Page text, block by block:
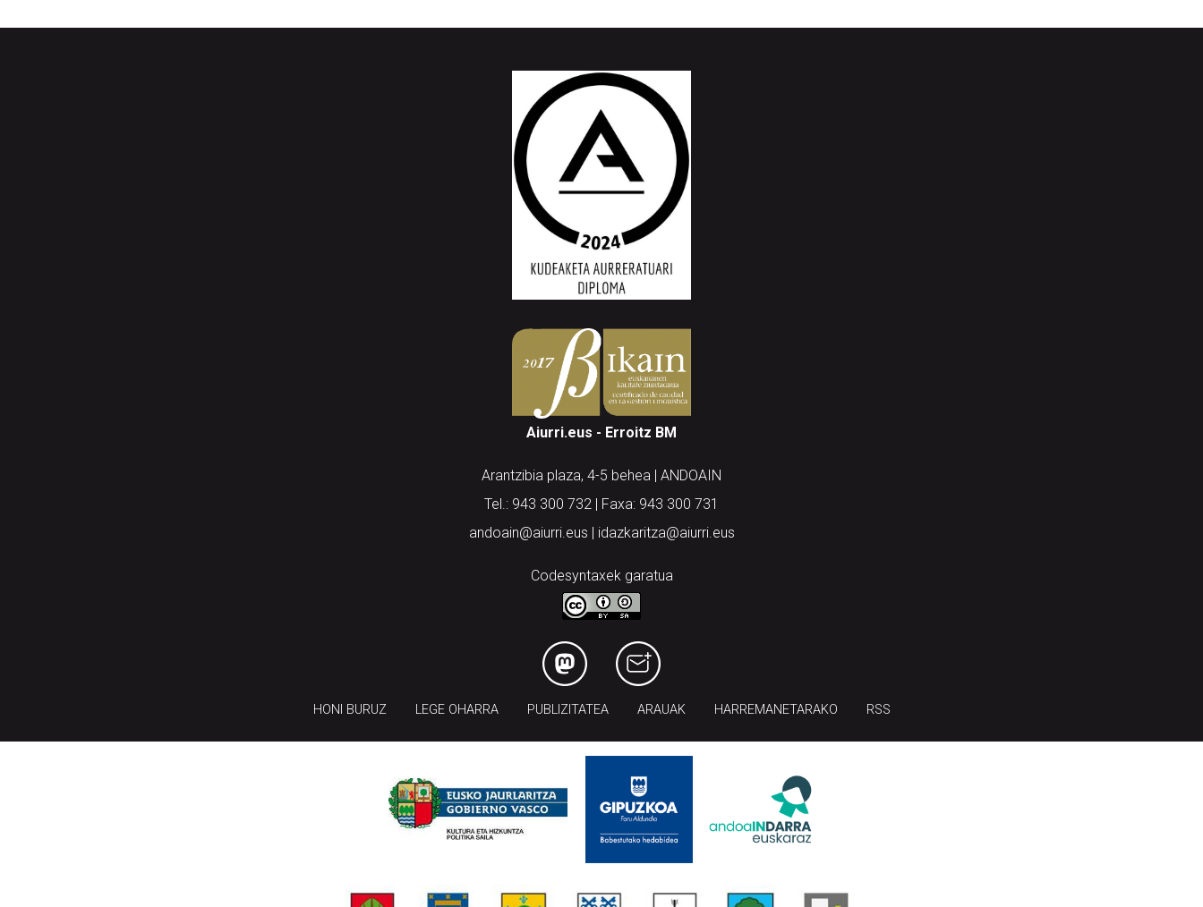
Aiurri.eus - Erroitz BM
Arantzibia plaza, 4-5 behea | ANDOAIN
Tel.: 943 300 732 | Faxa: 943 300 731
andoain@aiurri.eus | idazkaritza@aiurri.eus
Codesyntaxek garatua
HONI BURUZ LEGE OHARRA PUBLIZITATEA ARAUAK HARREMANETARAKO RSS